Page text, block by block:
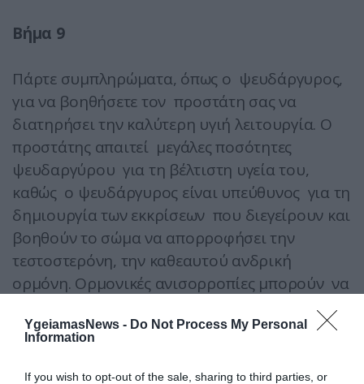
YgeiamasNews - Do Not Process My Personal
Information
If you wish to opt-out of the sale, sharing to third parties, or
Βήμα 9
Πάρτε συμπληρώματα, όπως ο ψευδάργυρος,
για να βοηθήσετε τον προστάτη σας να
διατηρήσει την καλύτερη υγιή λειτουργία. Ο
προστάτης απαιτεί μεγάλες ποσότητες
ψευδαργύρου για τη βέλτιστη υγεία του,
καθώς ο ψευδάργυρος είναι υπεύθυνος για τη
δημιουργία των εκκρίσεων που διεγείρουν και
βοηθούν το σώμα να απορροφήσει την
τεστοστερόνη, την καθεαυτού ανδρική
ορμόνη. Ορμονικές ανισορροπίες μπορούν να
προκαλέσουν φλεγμονή και ερεθισμό στον
προστάτη με αποτέλεσμα την διόγκωση του